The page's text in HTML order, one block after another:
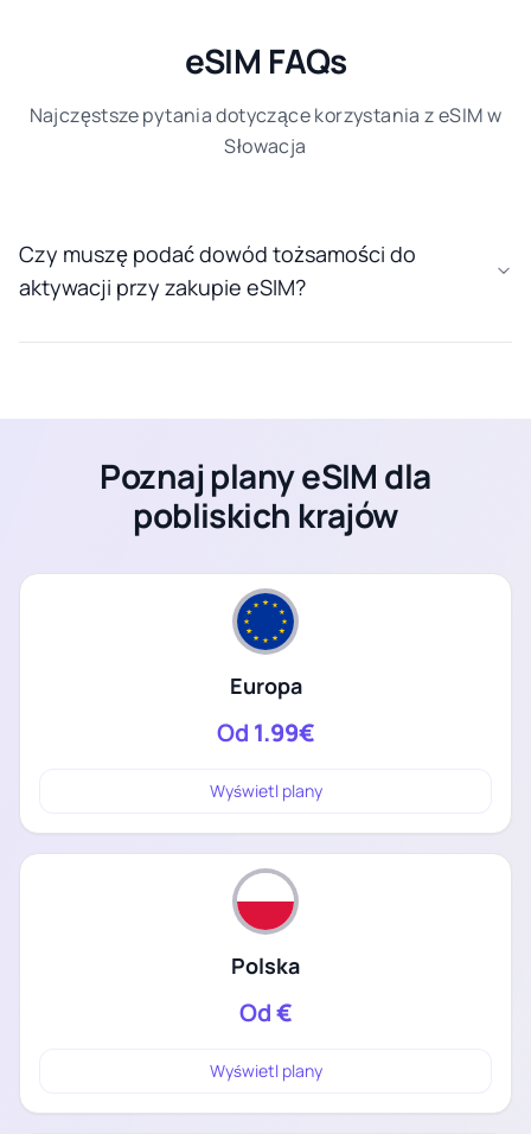
eSIM FAQs
Najczęstsze pytania dotyczące korzystania z eSIM w
Słowacja
Czy muszę podać dowód tożsamości do
aktywacji przy zakupie eSIM?
Poznaj plany eSIM dla
pobliskich krajów
Europa
Od 1.99€
Wyświetl plany
Polska
Od€
Wyświetl plany